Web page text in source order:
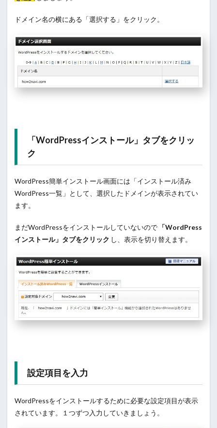
ドメイン名の横にある「選択する」をクリック。
「WordPressインストール」タブをクリッ
ク
WordPress簡単インストール画面には「インストール済み
WordPress一覧」として、選択したドメインが表示されてい
ます。
まだWordPressをインストールしていないので 「WordPress
インストール」タブをクリック し、表示を切り替えます。
設定項目を入力
WordPressをインストールするために必要な設定項目が表示
されています。１つずつ入力していきましょう。